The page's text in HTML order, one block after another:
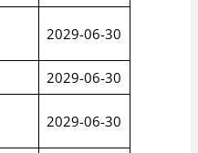
2029-06-30
2029-06-30
2029-06-30